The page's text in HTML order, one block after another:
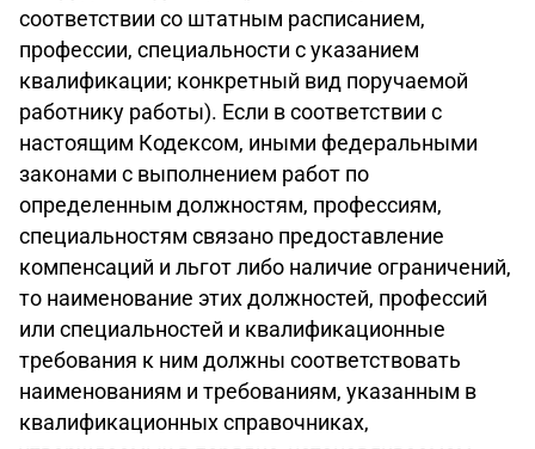
соответствии со штатным расписанием,
профессии, специальности с указанием
квалификации; конкретный вид поручаемой
работнику работы). Если в соответствии с
настоящим Кодексом, иными федеральными
законами с выполнением работ по
определенным должностям, профессиям,
специальностям связано предоставление
компенсаций и льгот либо наличие ограничений,
то наименование этих должностей, профессий
или специальностей и квалификационные
требования к ним должны соответствовать
наименованиям и требованиям, указанным в
квалификационных справочниках,